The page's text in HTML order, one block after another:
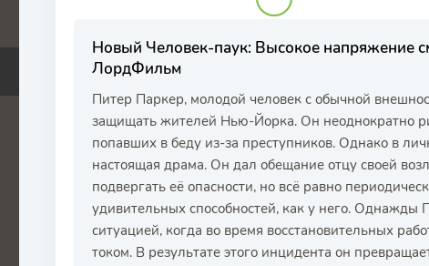
Новый Человек-паук: Высокое напряжение
ЛордФильм
Питер Паркер, молодой человек с обычной
защищать жителей Нью-Йорка. Он неоднократно
попавших в беду из-за преступников. Однако в
настоящая драма. Он дал обещание отцу своей
подвергать её опасности, но всё равно
удивительных способностей, как у него. Однажды
ситуацией, когда во время восстановительных
током. В результате этого инцидента он